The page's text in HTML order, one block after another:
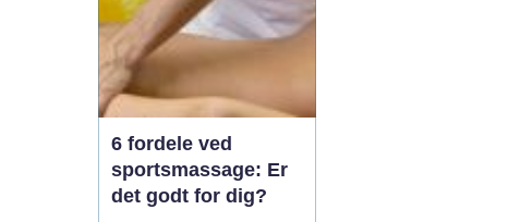
6 fordele ved
sportsmassage: Er
det godt for dig?